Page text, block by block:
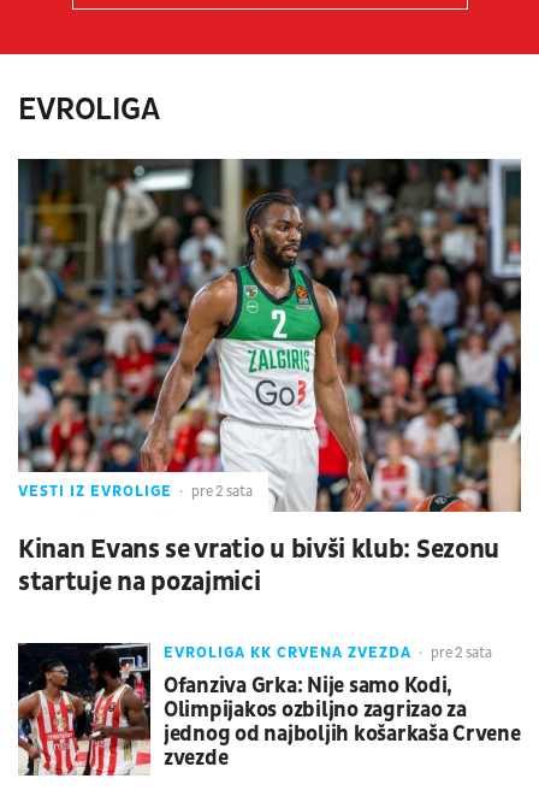
EVROLIGA
VESTI IZ EVROLIGE pre 2 sata
Kinan Evans se vratio u bivši klub: Sezonu
startuje na pozajmici
EVROLIGA KK CRVENA ZVEZDA pre 2 sata
Ofanziva Grka: Nije samo Kodi,
Olimpijakos ozbiljno zagrizao za
jednog od najboljih košarkaša Crvene
zvezde